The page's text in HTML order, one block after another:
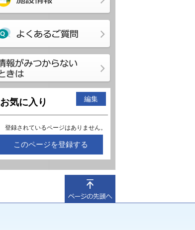
お気に入り 編集
登録されているページはありません。
このページを登録する